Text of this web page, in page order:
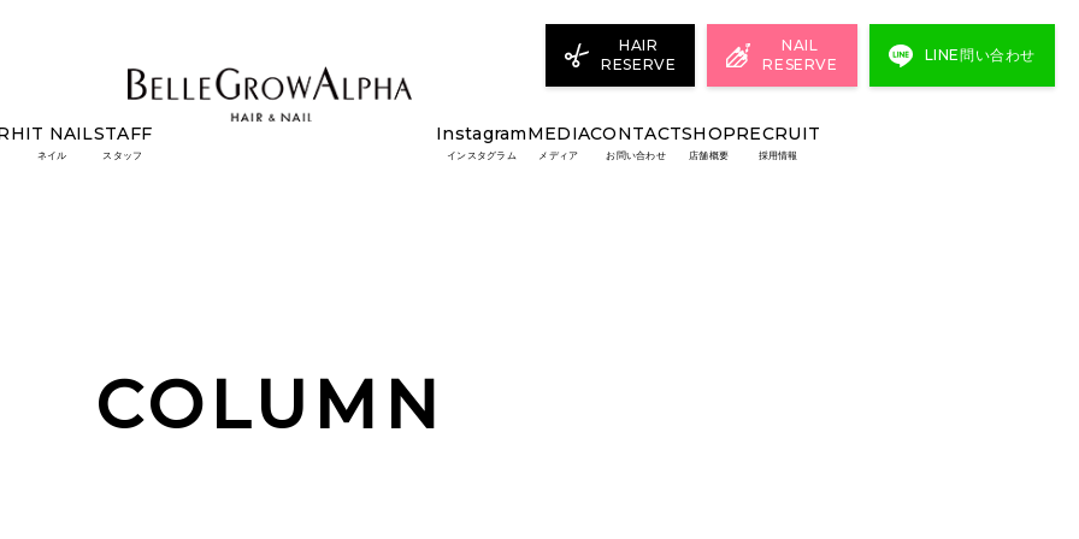
HAIR
RESERVE
NAIL
RESERVE
LINE問い合わせ
HIT NAIL
ネイル
STAFF
スタッフ
Instagram
インスタグラム
MEDIA
メディア
CONTACT
お問い合わせ
SHOP
店舗概要
RECRUIT
採用情報
COLUMN